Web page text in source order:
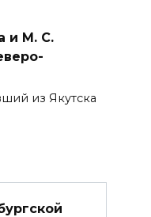
и М. С.
из Якутска